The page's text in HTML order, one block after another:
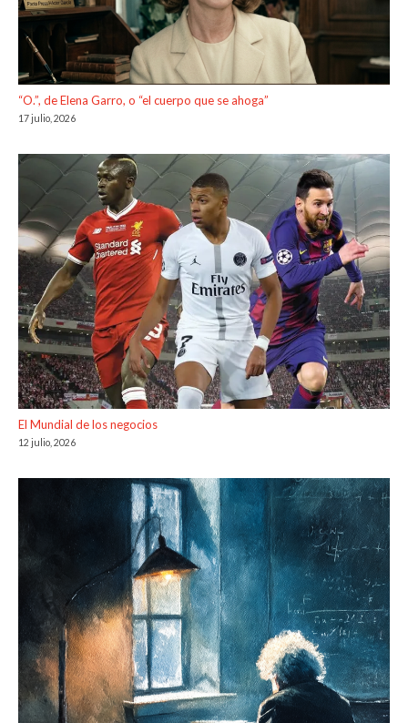
“O.”, de Elena Garro, o “el cuerpo que se ahoga”
17 julio, 2026
El Mundial de los negocios
12 julio, 2026